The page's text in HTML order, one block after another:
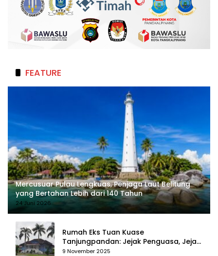
FEATURE
Mercusuar Pulau Lengkuas, Penjaga Laut Belitung
yang Bertahan Lebih dari 140 Tahun
24 Juni 2026
Rumah Eks Tuan Kuase
Tanjungpandan: Jejak Penguasa, Jejak
Kenangan
9 November 2025